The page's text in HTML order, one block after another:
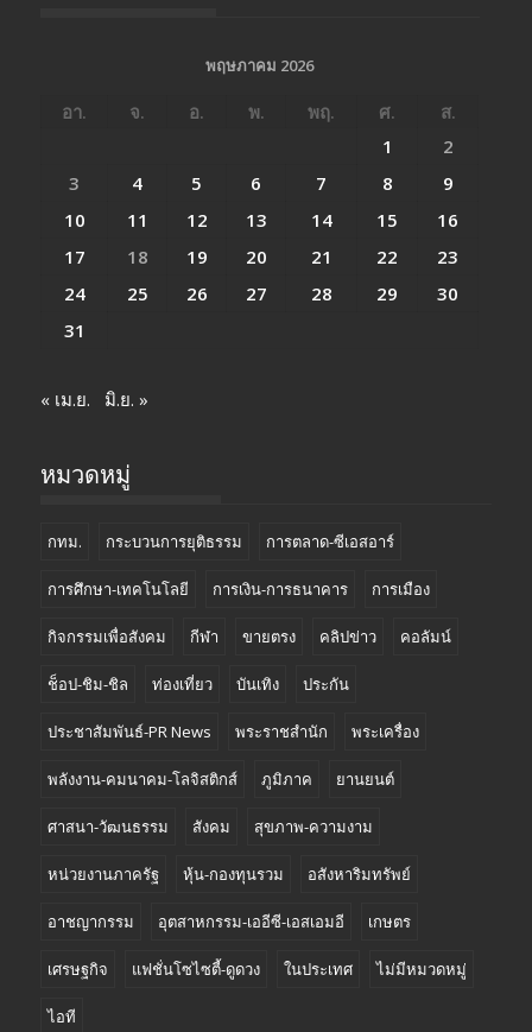
พฤษภาคม 2026
อา. จ. อ. พ. พฤ. ศ.
ส.
1
2
3
4 5 6 7 8
9
10
11 12 13 14 15
16
17
18 19 20 21 22
23
24
25 26 27 28 29
30
31
« เม.ย. มิ.ย. »
หมวดหมู่
กทม. กระบวนการยุติธรรม การตลาด-ซีเอสอาร์
การศึกษา-เทคโนโลยี การเงิน-การธนาคาร การเมือง
กิจกรรมเพื่อสังคม กีฬา ขายตรง คลิปข่าว คอลัมน์
ช็อป-ชิม-ชิล ท่องเที่ยว บันเทิง ประกัน
ประชาสัมพันธ์-PR News พระราชสำนัก พระเครื่อง
พลังงาน-คมนาคม-โลจิสติกส์ ภูมิภาค ยานยนต์
ศาสนา-วัฒนธรรม สังคม สุขภาพ-ความงาม
หน่วยงานภาครัฐ หุ้น-กองทุนรวม อสังหาริมทรัพย์
อาชญากรรม อุตสาหกรรม-เออีซี-เอสเอมอี เกษตร
เศรษฐกิจ แฟชั่นโซไซตี้-ดูดวง ในประเทศ ไม่มีหมวดหมู่
ไอที